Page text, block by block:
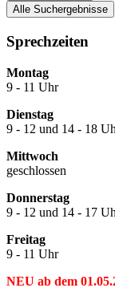
Alle Suchergebnisse
Sprechzeiten
Montag
9 - 11 Uhr
Dienstag
9 - 12 und 14 - 18
Mittwoch
geschlossen
Donnerstag
9 - 12 und 14 - 17
Freitag
9 - 11 Uhr
NEU ab dem